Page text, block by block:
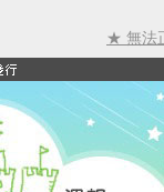
★ 無法